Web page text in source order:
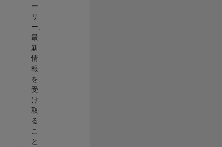
ー
リ
ー、
最
新
情
報
を
受
け
取
る
こ
と